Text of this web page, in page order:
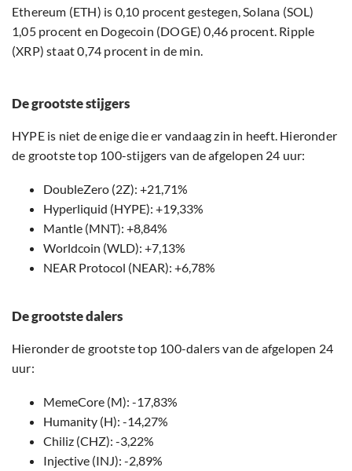
Ethereum (ETH) is 0,10 procent gestegen, Solana (SOL)
1,05 procent en Dogecoin (DOGE) 0,46 procent. Ripple
(XRP) staat 0,74 procent in de min.
De grootste stijgers
HYPE is niet de enige die er vandaag zin in heeft. Hieronder
de grootste top 100-stijgers van de afgelopen 24 uur:
DoubleZero (2Z): +21,71%
Hyperliquid (HYPE): +19,33%
Mantle (MNT): +8,84%
Worldcoin (WLD): +7,13%
NEAR Protocol (NEAR): +6,78%
De grootste dalers
Hieronder de grootste top 100-dalers van de afgelopen 24
uur:
MemeCore (M): -17,83%
Humanity (H): -14,27%
Chiliz (CHZ): -3,22%
Injective (INJ): -2,89%